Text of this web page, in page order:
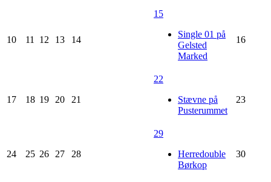
10 11 12 13 14
15
Single 01 på
Gelsted
Marked
16
17 18 19 20 21
22
Stævne på
Pusterummet
23
24 25 26 27 28
29
Herredouble
Børkop
30